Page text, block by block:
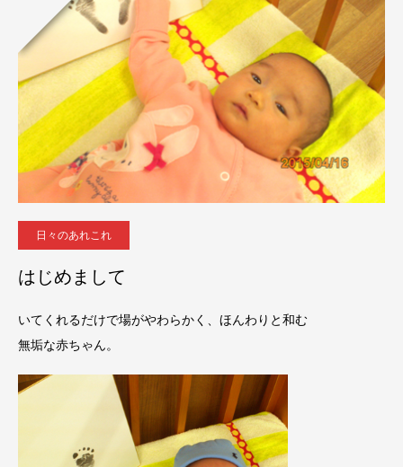
日々のあれこれ
はじめまして
いてくれるだけで場がやわらかく、ほんわりと和む
無垢な赤ちゃん。